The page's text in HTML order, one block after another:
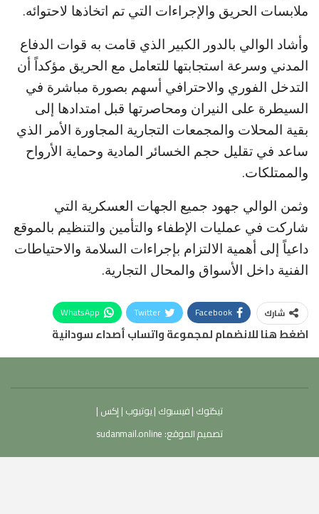
ملابسات الحريق والإجراءات التي تم اتخاذها لاحتوائه.
وأشاد الوالي بالدور الكبير الذي قامت به قوات الدفاع
المدني وسرعة استجابتها للتعامل مع الحريق مؤكداً أن
التدخل الفوري والاحترافي أسهم بصورة مباشرة في
السيطرة على النيران ومحاصرتها قبل امتدادها إلى
بقية المحلات والمجمعات التجارية المجاورة الأمر الذي
ساعد في تقليل حجم الخسائر المادية وحماية الأرواح
والممتلكات.
وثمن الوالي جهود جميع الجهات العسكرية التي
شاركت في عمليات الإطفاء والتأمين والتنظيم بالموقع
داعياً إلى أهمية الالتزام بإجراءات السلامة والاحتياطات
الفنية داخل الأسواق والمحال التجارية.
شارك Facebook
Twitter
WhatsApp
اضغط هنا للانضمام لمجموعة واتساب أصداء سودانية
تيكتوك |فيسبوك |يوتيوب | إكس |
تصميم الموقع: sudanmail.online